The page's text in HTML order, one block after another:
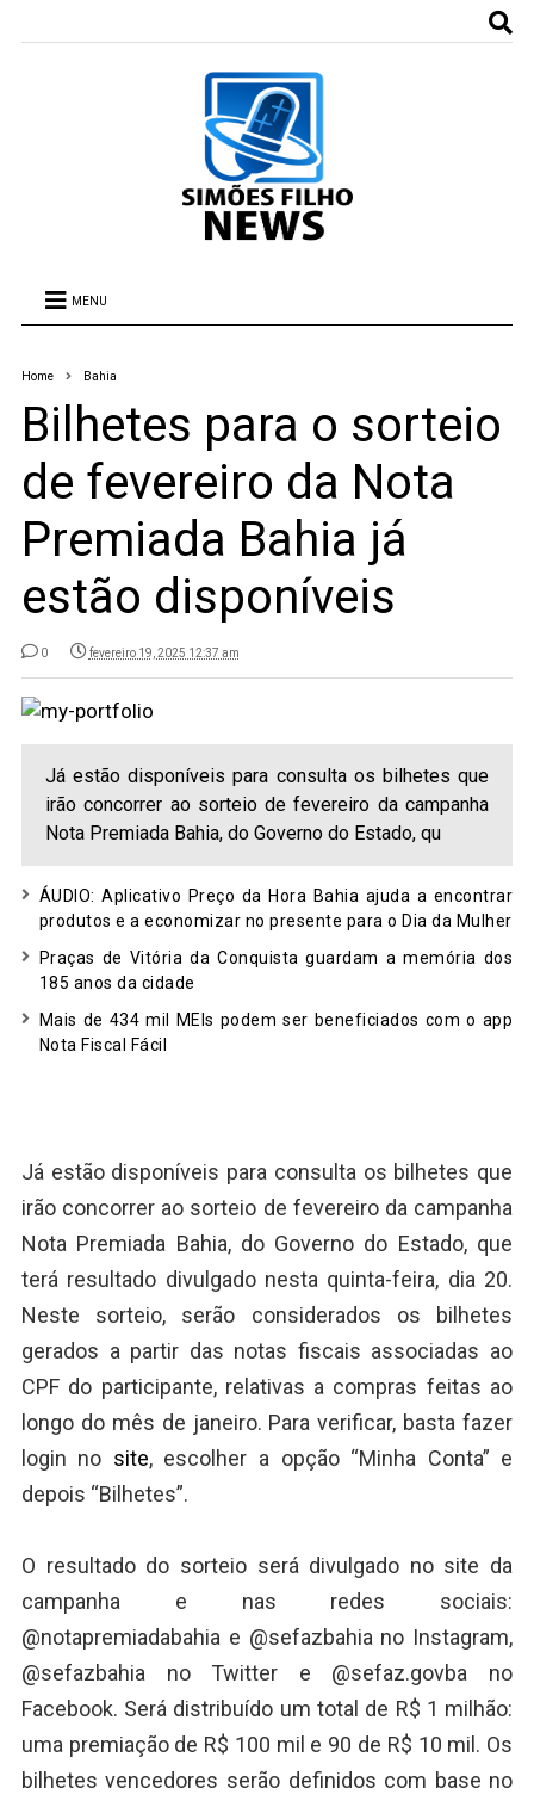
MENU
Home Bahia
Bilhetes para o sorteio
de fevereiro da Nota
Premiada Bahia já
estão disponíveis
0 fevereiro 19, 2025 12:37 am
Já estão disponíveis para consulta os bilhetes que
irão concorrer ao sorteio de fevereiro da campanha
Nota Premiada Bahia, do Governo do Estado, qu
ÁUDIO: Aplicativo Preço da Hora Bahia ajuda a encontrar
produtos e a economizar no presente para o Dia da Mulher
Praças de Vitória da Conquista guardam a memória dos
185 anos da cidade
Mais de 434 mil MEIs podem ser beneficiados com o app
Nota Fiscal Fácil
Já estão disponíveis para consulta os bilhetes que
irão concorrer ao sorteio de fevereiro da campanha
Nota Premiada Bahia, do Governo do Estado, que
terá resultado divulgado nesta quinta-feira, dia 20.
Neste sorteio, serão considerados os bilhetes
gerados a partir das notas fiscais associadas ao
CPF do participante, relativas a compras feitas ao
longo do mês de janeiro. Para verificar, basta fazer
login no site, escolher a opção “Minha Conta” e
depois “Bilhetes”.
O resultado do sorteio será divulgado no site da
campanha e nas redes sociais:
@notapremiadabahia e @sefazbahia no Instagram,
@sefazbahia no Twitter e @sefaz.govba no
Facebook. Será distribuído um total de R$ 1 milhão:
uma premiação de R$ 100 mil e 90 de R$ 10 mil. Os
bilhetes vencedores serão definidos com base no